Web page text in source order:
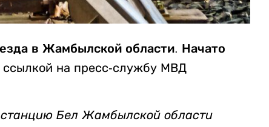
в Жамбылской области. Начато
ссылкой на пресс-службу МВД
станцию Бел Жамбылской области